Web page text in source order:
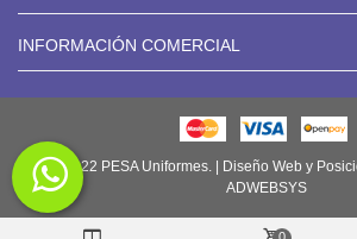
INFORMACIÓN COMERCIAL
© 2022 PESA Uniformes. | Diseño Web y
ADWEBSYS